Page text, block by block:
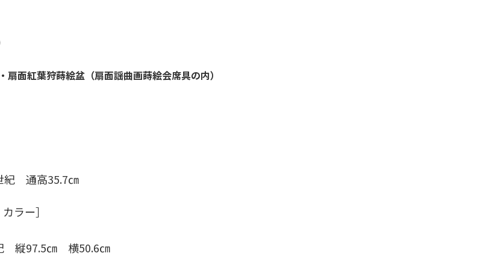
扇面紅葉狩蒔絵盆 （扇面謡曲画蒔絵会席具の内）
紀 通高35.7㎝
ラー］
縦97.5㎝ 横50.6㎝